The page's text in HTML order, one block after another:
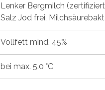
Lenker Bergmilch
Salz Jod frei,
Vollfett mind. 45%
bei max. 5.0 °C